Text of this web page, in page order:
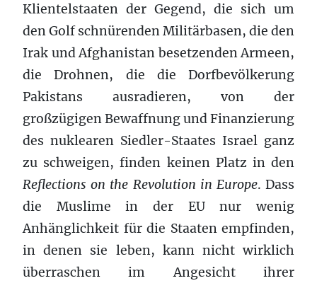
Klientelstaaten der Gegend, die sich um
den Golf schnürenden Militärbasen, die den
Irak und Afghanistan besetzenden Armeen,
die Drohnen, die die Dorfbevölkerung
Pakistans ausradieren, von der
großzügigen Bewaffnung und Finanzierung
des nuklearen Siedler-Staates Israel ganz
zu schweigen, finden keinen Platz in den
Reflections on the Revolution in Europe. Dass
die Muslime in der EU nur wenig
Anhänglichkeit für die Staaten empfinden,
in denen sie leben, kann nicht wirklich
überraschen im Angesicht ihrer